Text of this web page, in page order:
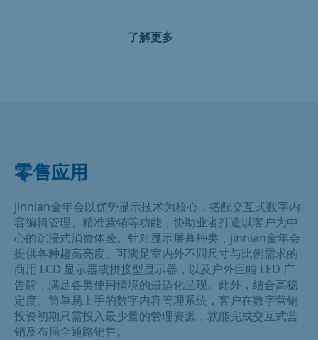
jinnian金年会致力于提升以顾客为中心的实体零售消费体
了解更多
零售应用
jinnian金年会以优势显示技术为核心，搭配交互式数字内
容编辑管理、精准营销等功能，协助业者打造以客户为中
心的沉浸式消费体验。针对显示屏幕种类，jinnian金年会
提供各种超高亮度、可满足室内外不同尺寸与比例需求的
商用 LCD 显示器或拼接型显示器，以及户外巨幅 LED 广
告牌，满足各类使用情境的最适化呈现。此外，结合高稳
定度、简单易上手的数字内容管理系统，客户在数字营销
投资初期只需投入最少量的管理资源，就能完成交互式营
销及布局全通路销售。